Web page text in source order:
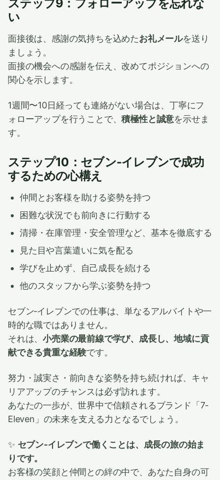
ステップ9：フォローアップを忘れな
い
面接後は、感謝の気持ちを込めたお礼メールを送り
ましょう。
面接の機会への感謝を伝え、改めてポジションへの
関心を示します。
1週間〜10日経っても連絡がない場合は、丁寧にフ
ォローアップを行うことで、積極性と誠意を示せま
す。
ステップ10：セブン‐イレブンで成功
するための心構え
仲間とお客様を助ける姿勢を持つ
困難な状況でも前向きに行動する
清掃・在庫管理・安全管理など、基本を徹底する
見た目や言葉遣いに気を配る
学びを止めず、自己成長を続ける
他のスタッフから学ぶ姿勢を持つ
セブン‐イレブンでの仕事は、単なるアルバイトや一
時的な職ではありません。
それは、小売業の最前線で学び、成長し、地域に貢
献できる貴重な経験です。
努力・誠実さ・前向きな姿勢を持ち続ければ、キャ
リアアップのチャンスは必ず訪れます。
あなたの一歩が、世界中で信頼されるブランド「7-
Eleven」の未来を支える力となるでしょう。
✨ セブン‐イレブンで働くことは、成長の旅の始ま
りです。
お客様の笑顔と仲間との絆の中で、あなた自身の可